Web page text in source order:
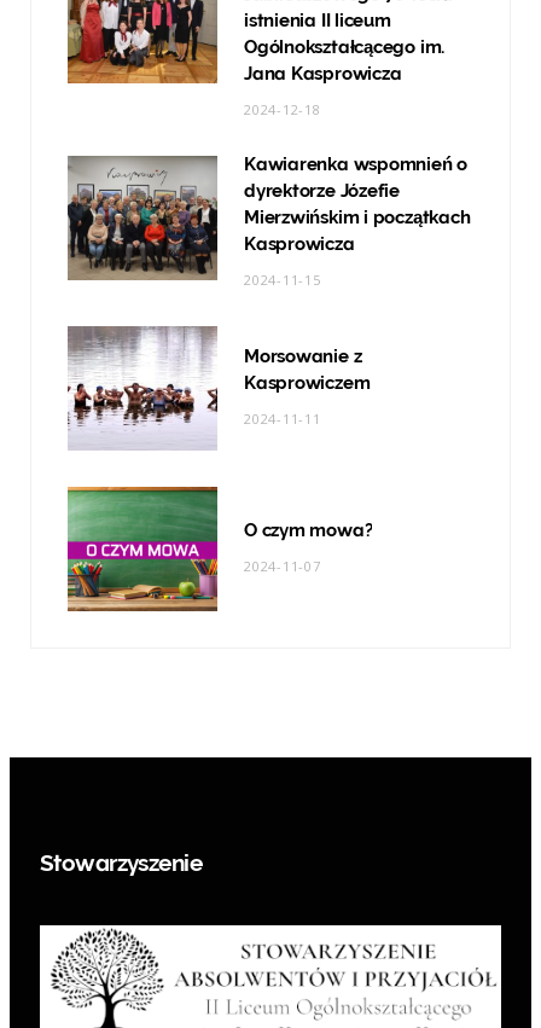
istnienia II liceum
Ogólnokształcącego im.
Jana Kasprowicza
2024-12-18
Kawiarenka wspomnień o
dyrektorze Józefie
Mierzwińskim i początkach
Kasprowicza
2024-11-15
Morsowanie z
Kasprowiczem
2024-11-11
O czym mowa?
2024-11-07
Stowarzyszenie